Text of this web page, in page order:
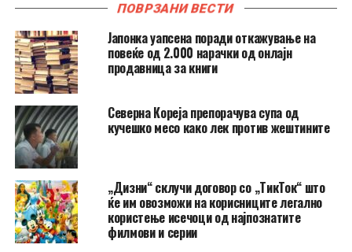
ПОВРЗАНИ ВЕСТИ
Јапонка уапсена поради откажување на
повеќе од 2.000 нарачки од онлајн
продавница за книги
Северна Кореја препорачува супа од
кучешко месо како лек против жештините
„Дизни“ склучи договор со „ТикТок“ што
ќе им овозможи на корисниците легално
користење исечоци од најпознатите
филмови и серии